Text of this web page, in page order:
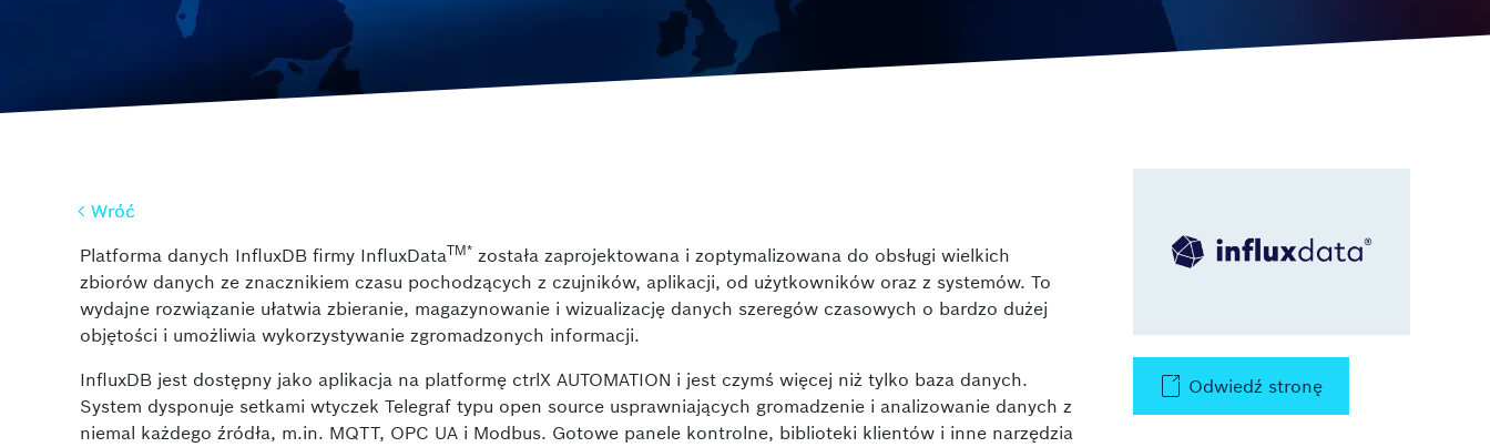
ctrlX SAFETY
Rozwiązania Safety
ctrlX FLOW
Układy ruchu
ctrlX IPC
Wróć
Platforma danych InfluxDB firmy InfluxDataTM* została zaprojektowana i zoptymalizowana do obsługi wielkich
zbiorów danych ze znacznikiem czasu pochodzących z czujników, aplikacji, od użytkowników oraz z systemów. To
wydajne rozwiązanie ułatwia zbieranie, magazynowanie i wizualizację danych szeregów czasowych o bardzo dużej
objętości i umożliwia wykorzystywanie zgromadzonych informacji.
InfluxDB jest dostępny jako aplikacja na platformę ctrlX AUTOMATION i jest czymś więcej niż tylko baza danych.
System dysponuje setkami wtyczek Telegraf typu open source usprawniających gromadzenie i analizowanie danych z
niemal każdego źródła, m.in. MQTT, OPC UA i Modbus. Gotowe panele kontrolne, biblioteki klientów i inne narzędzia
Odwiedź stronę
Wróć